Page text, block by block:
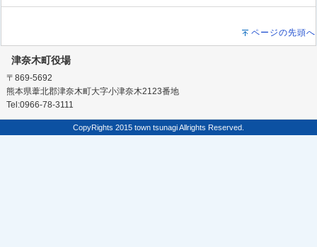
ページの先頭へ
津奈木町役場
〒869-5692
熊本県葦北郡津奈木町大字小津奈木2123番地
Tel:0966-78-3111
CopyRights 2015 town tsunagi Allrights Reserved.